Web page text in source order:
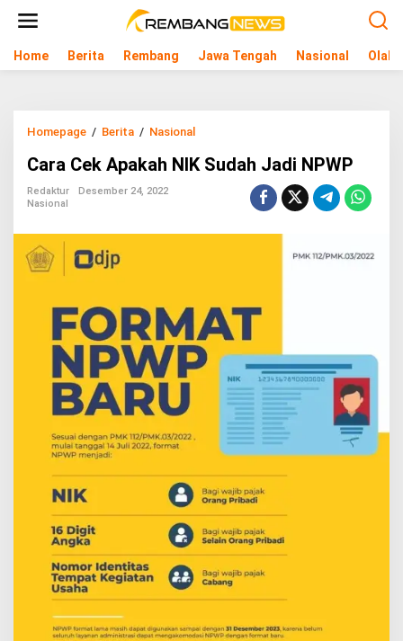
t
Home Berita Rembang Jawa Tengah Nasional
Homepage / Berita / Nasional
r
h
N
I
K
a
a
d
i
N
P
W
P
Cara Cek Apakah NIK Sudah Jadi NPWP
Redaktur
Desember 24, 2022
Nasional